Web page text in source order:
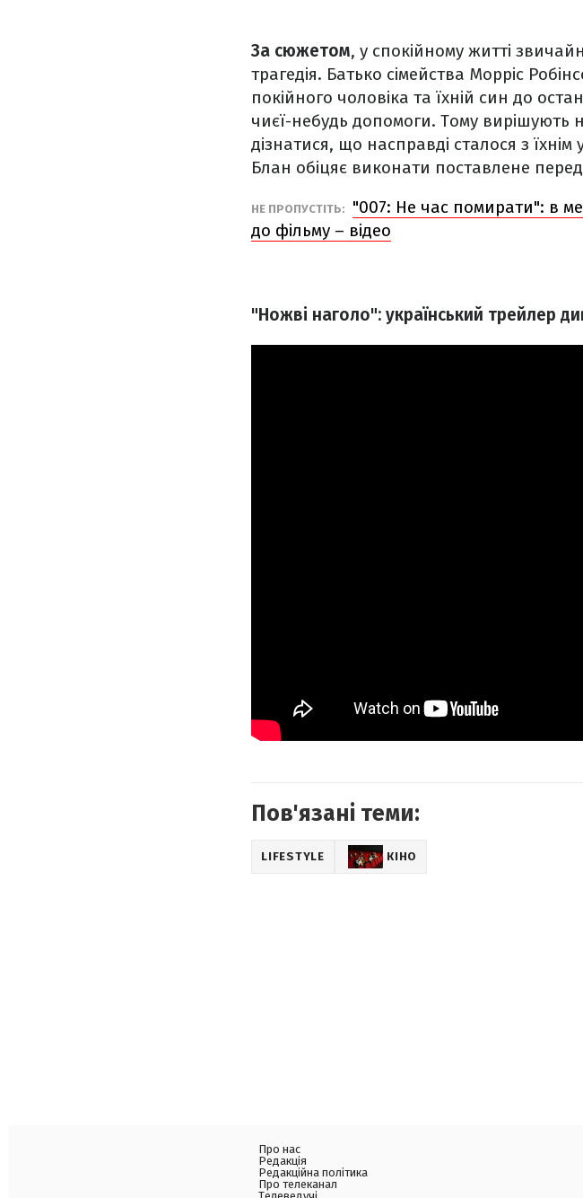
За сюжетом, у спокійному житті
трагедія. Батько сімейства Морріс
покійного чоловіка та їхній син до
чиєї-небудь допомоги. Тому
дізнатися, що насправді сталося з
Блан обіцяє виконати поставлене
НЕ ПРОПУСТІТЬ:
"007: Не час помирати": в
до фільму – відео
"Ножві наголо": український трейлер
Пов'язані теми:
LIFESTYLE КІНО
Про нас
Редакція
Редакційна політика
Про телеканал